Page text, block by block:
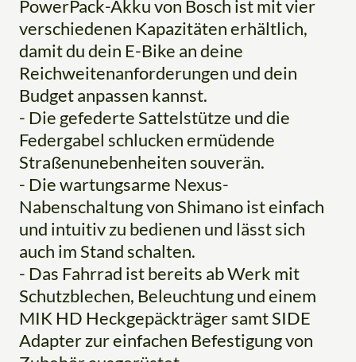
PowerPack-Akku von Bosch ist mit vier
verschiedenen Kapazitäten erhältlich,
damit du dein E-Bike an deine
Reichweitenanforderungen und dein
Budget anpassen kannst.
- Die gefederte Sattelstütze und die
Federgabel schlucken ermüdende
Straßenunebenheiten souverän.
- Die wartungsarme Nexus-
Nabenschaltung von Shimano ist einfach
und intuitiv zu bedienen und lässt sich
auch im Stand schalten.
- Das Fahrrad ist bereits ab Werk mit
Schutzblechen, Beleuchtung und einem
MIK HD Heckgepäckträger samt SIDE
Adapter zur einfachen Befestigung von